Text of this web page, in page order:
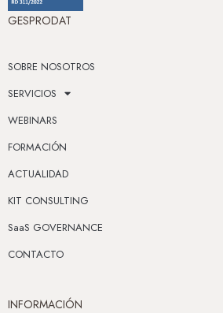
GESPRODAT
SOBRE NOSOTROS
SERVICIOS
WEBINARS
FORMACIÓN
ACTUALIDAD
KIT CONSULTING
SaaS GOVERNANCE
CONTACTO
INFORMACIÓN